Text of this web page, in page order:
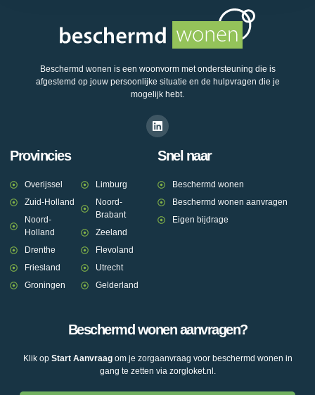
Beschermd wonen is een woonvorm met ondersteuning die is
afgestemd op jouw persoonlijke situatie en de hulpvragen die je
mogelijk hebt.
Provincies
Overijssel
Zuid-Holland
Noord-
Holland
Drenthe
Friesland
Groningen
Limburg
Noord-
Brabant
Zeeland
Flevoland
Utrecht
Gelderland
Snel naar
Beschermd wonen
Beschermd wonen aanvragen
Eigen bijdrage
Beschermd wonen aanvragen?
Klik op Start Aanvraagom je zorgaanvraag voor beschermd wonen in
gang te zetten via zorgloket.nl.